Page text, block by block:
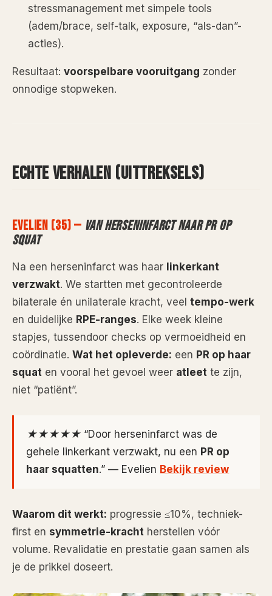
stressmanagement met simpele tools
(adem/brace, self-talk, exposure, “als-dan”-
acties).
Resultaat: voorspelbare vooruitgang zonder
onnodige stopweken.
ECHTE VERHALEN (UITTREKSELS)
EVELIEN (35) — VAN HERSENINFARCT NAAR PR OP
SQUAT
Na een herseninfarct was haar linkerkant
verzwakt. We startten met gecontroleerde
bilaterale én unilaterale kracht, veel tempo-werk
en duidelijke RPE-ranges. Elke week kleine
stapjes, tussendoor checks op vermoeidheid en
coördinatie. Wat het opleverde: een PR op haar
squat en vooral het gevoel weer atleet te zijn,
niet “patiënt”.
★★★★★ “Door herseninfarct was de
gehele linkerkant verzwakt, nu een PR op
haar squatten.” — Evelien Bekijk review
Waarom dit werkt: progressie ≤10%, techniek-
first en symmetrie-kracht herstellen vóór
volume. Revalidatie en prestatie gaan samen als
je de prikkel doseert.